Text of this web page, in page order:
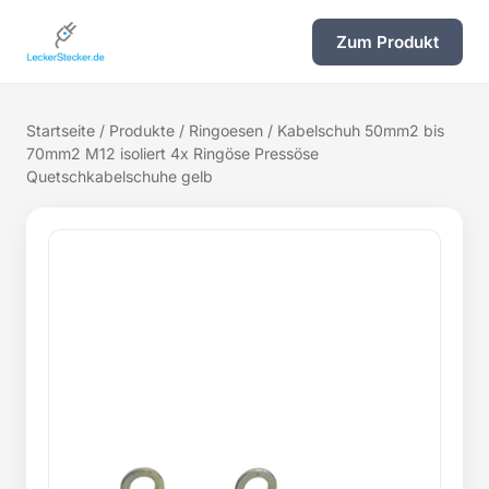
Zum Produkt
Startseite / Produkte / Ringoesen / Kabelschuh 50mm2 bis
70mm2 M12 isoliert 4x Ringöse Pressöse
Quetschkabelschuhe gelb